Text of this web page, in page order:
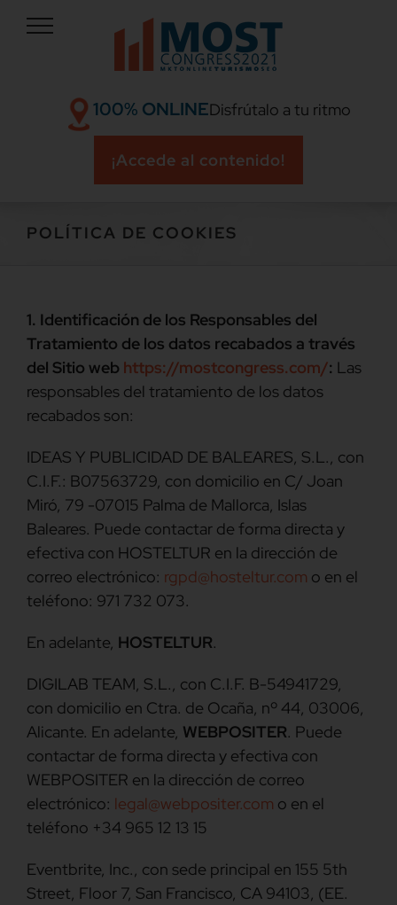
100% ONLINEDisfrútalo a tu ritmo
¡Accede al contenido!
POLÍTICA DE COOKIES
1. Identificación de los Responsables del
Tratamiento de los datos recabados a través
del Sitio web https://mostcongress.com/: Las
responsables del tratamiento de los datos
recabados son:
IDEAS Y PUBLICIDAD DE BALEARES, S.L., con
C.I.F.: B07563729, con domicilio en C/ Joan
Miró, 79 -07015 Palma de Mallorca, Islas
Baleares. Puede contactar de forma directa y
efectiva con HOSTELTUR en la dirección de
correo electrónico: rgpd@hosteltur.com o en el
teléfono: 971 732 073.
En adelante, HOSTELTUR.
DIGILAB TEAM, S.L., con C.I.F. B-54941729,
con domicilio en Ctra. de Ocaña, nº 44, 03006,
Alicante. En adelante, WEBPOSITER. Puede
contactar de forma directa y efectiva con
WEBPOSITER en la dirección de correo
electrónico: legal@webpositer.com o en el
teléfono +34 965 12 13 15
Eventbrite, Inc., con sede principal en 155 5th
Street, Floor 7, San Francisco, CA 94103, (EE.